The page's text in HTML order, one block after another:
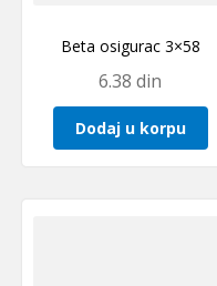
Beta osigurac 3×58
6.38din
Dodaj u korpu